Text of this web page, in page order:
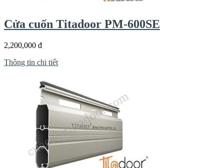
Cửa cuốn Titadoor PM-600SE
2,200,000 đ
Thông tin chi tiết